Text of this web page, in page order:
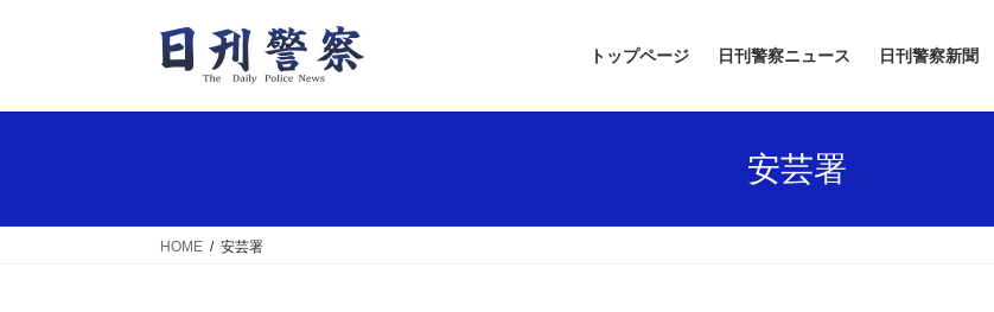
トップページ 日刊警察ニュース 日刊警察新聞
安芸署
HOME 安芸署